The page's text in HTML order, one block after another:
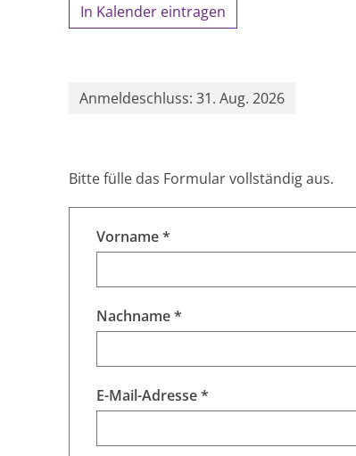
In Kalender eintragen
Anmeldeschluss: 31. Aug. 2026
Bitte fülle das Formular vollständig aus.
Vorname *
Nachname *
E-Mail-Adresse *